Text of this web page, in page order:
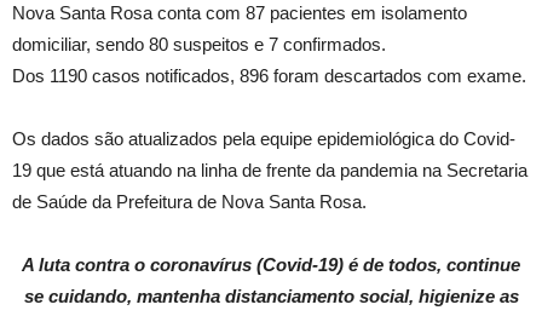
Nova Santa Rosa conta com 87 pacientes em isolamento
domiciliar, sendo 80 suspeitos e 7 confirmados.
Dos 1190 casos notificados, 896 foram descartados com exame.
Os dados são atualizados pela equipe epidemiológica do Covid-
19 que está atuando na linha de frente da pandemia na Secretaria
de Saúde da Prefeitura de Nova Santa Rosa.
A luta contra o coronavírus (Covid-19) é de todos, continue
se cuidando, mantenha distanciamento social, higienize as